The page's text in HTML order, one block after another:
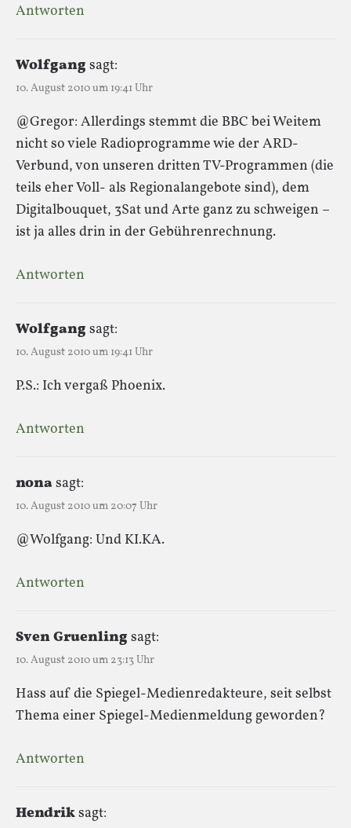
Antworten
Wolfgangsagt:
10. August 2010 um 19:41 Uhr
@Gregor: Allerdings stemmt die BBC bei Weitem
nicht so viele Radioprogramme wie der ARD-
Verbund, von unseren dritten TV-Programmen (die
teils eher Voll- als Regionalangebote sind), dem
Digitalbouquet, 3Sat und Arte ganz zu schweigen –
ist ja alles drin in der Gebührenrechnung.
Antworten
Wolfgangsagt:
10. August 2010 um 19:41 Uhr
P.S.: Ich vergaß Phoenix.
Antworten
nonasagt:
10. August 2010 um 20:07 Uhr
@Wolfgang: Und KI.KA.
Antworten
Sven Gruenlingsagt:
10. August 2010 um 23:13 Uhr
Hass auf die Spiegel-Medienredakteure, seit selbst
Thema einer Spiegel-Medienmeldung geworden?
Antworten
Hendriksagt: